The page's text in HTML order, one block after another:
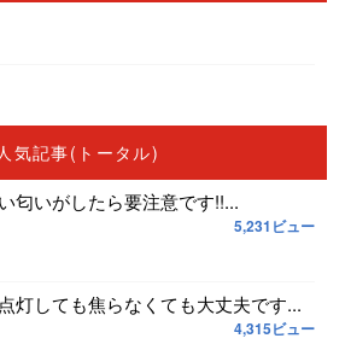
気記事(トータル)
匂いがしたら要注意です!!...
5,231ビュー
灯しても焦らなくても大丈夫です...
4,315ビュー